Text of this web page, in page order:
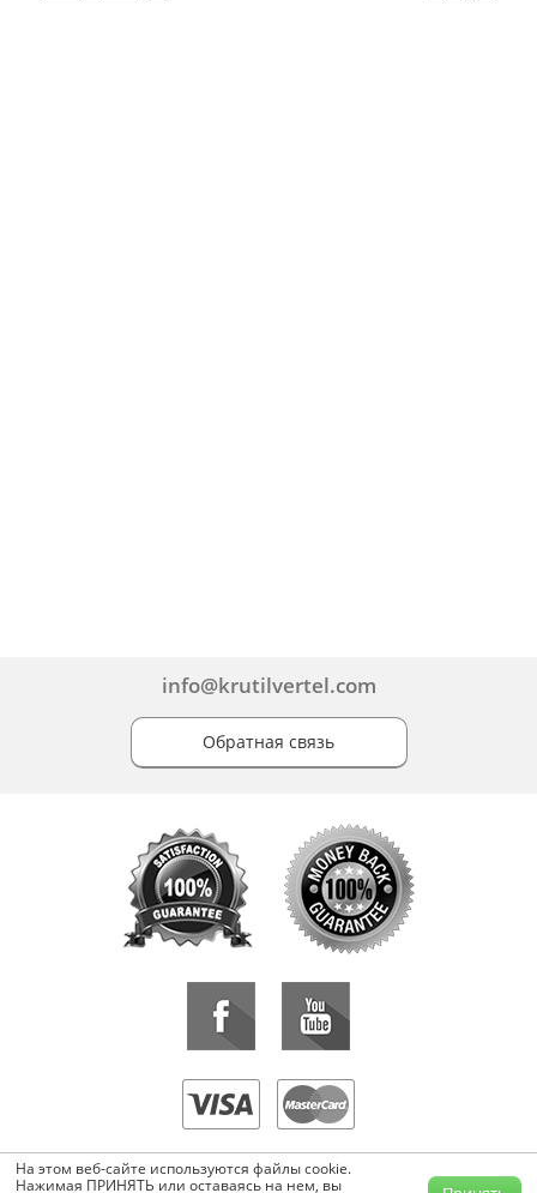
info@krutilvertel.com
Обратная связь
«KrutilVertel» © 2015-2026 Все права защищены.
Копирование, перепечатка, либо использование материалов данной
На этом веб-сайте используются файлы cookie.
Нажимая ПРИНЯТЬ или оставаясь на нем, вы